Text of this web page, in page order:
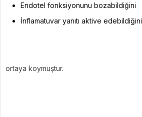
Endotel fonksiyonunu bozabildiğini
İnflamatuvar yanıtı aktive edebildiğini
ortaya koymuştur.